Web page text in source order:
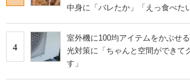
経営リーダーのコミュニティ
マーケ×ITの今がよく分かる
ITエンジニア向け専門サイト
中身に「バレたか」「えっ食べた
4
室外機に100均アイテムをかぶ
光対策に「ちゃんと空間ができて
す」